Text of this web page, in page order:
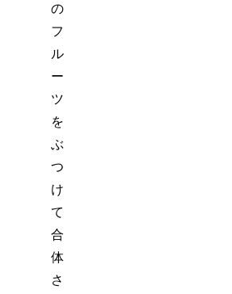
の
フ
ル
ー
ツ
を
ぶ
つ
け
て
合
体
さ